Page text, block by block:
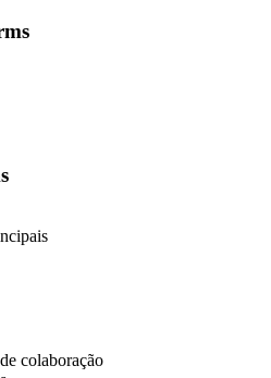
colaboração